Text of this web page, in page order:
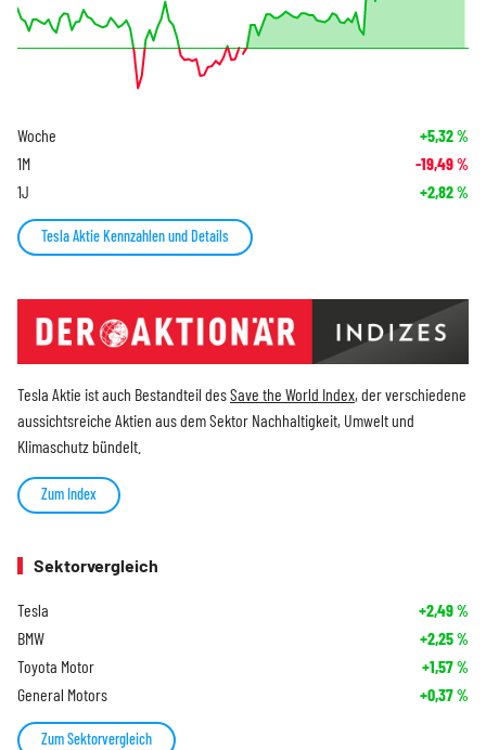
Woche +5,32%
1M -19,49%
1J +2,82%
Tesla Aktie Kennzahlen und Details
Tesla Aktie ist auch Bestandteil desSave the World Index, der verschiedene
aussichtsreiche Aktien aus dem Sektor Nachhaltigkeit, Umwelt und
Klimaschutz bündelt.
Zum Index
Sektorvergleich
Tesla +2,49%
BMW +2,25%
Toyota Motor +1,57%
General Motors +0,37%
Zum Sektorvergleich